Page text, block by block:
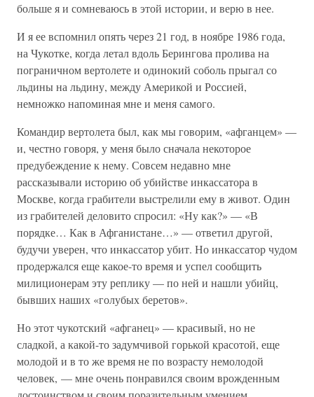
больше я и сомневаюсь в этой истории, и верю в нее.
И я ее вспомнил опять через 21 год, в ноябре 1986 года,
на Чукотке, когда летал вдоль Берингова пролива на
пограничном вертолете и одинокий соболь прыгал со
льдины на льдину, между Америкой и Россией,
немножко напоминая мне и меня самого.
Командир вертолета был, как мы говорим, «афганцем» —
и, честно говоря, у меня было сначала некоторое
предубеждение к нему. Совсем недавно мне
рассказывали историю об убийстве инкассатора в
Москве, когда грабители выстрелили ему в живот. Один
из грабителей деловито спросил: «Ну как?» — «В
порядке… Как в Афганистане…» — ответил другой,
будучи уверен, что инкассатор убит. Но инкассатор чудом
продержался еще какое-то время и успел сообщить
милиционерам эту реплику — по ней и нашли убийц,
бывших наших «голубых беретов».
Но этот чукотский «афганец» — красивый, но не
сладкой, а какой-то задумчивой горькой красотой, еще
молодой и в то же время не по возрасту немолодой
человек, — мне очень понравился своим врожденным